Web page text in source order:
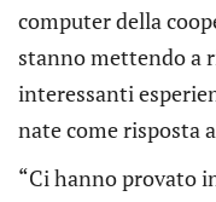
computer della
stanno mettendo a
interessanti
nate come risposta
“Ci hanno provato